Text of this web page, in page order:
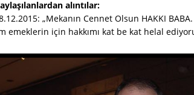
alıntılar:
„Mekanın Cennet Olsun HAKKI BABA.
emeklerin için hakkımı kat be kat helal